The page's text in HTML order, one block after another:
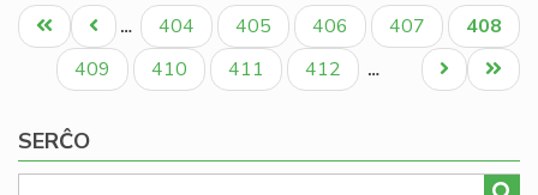
de
la
Pagination
Unua
paĝo
Antaŭa
paĝo
… Paĝo
404 Paĝo
405 Paĝo
406 Paĝo
407
Aktuala
paĝo
408
Paĝo
409 Paĝo
410 Paĝo
411 Paĝo
412 …
Last
page
Next
page
SERĈO